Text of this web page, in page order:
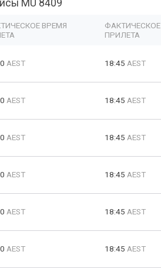
MU 8409
ВРЕМЯ
ПРИЛЕТА
AEST 18:45 AEST
AEST 18:45 AEST
AEST 18:45 AEST
AEST 18:45 AEST
AEST 18:45 AEST
AEST 18:45 AEST